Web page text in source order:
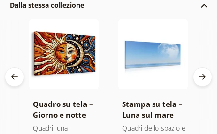
Dalla stessa collezione
Quadro su tela –
Giorno e notte
Quadri luna
Stampa su tela –
Luna sul mare
Quadri dello spazio e